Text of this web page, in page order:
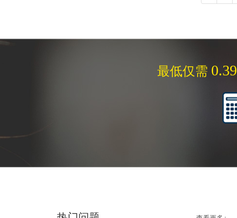
最低仅需 0.39